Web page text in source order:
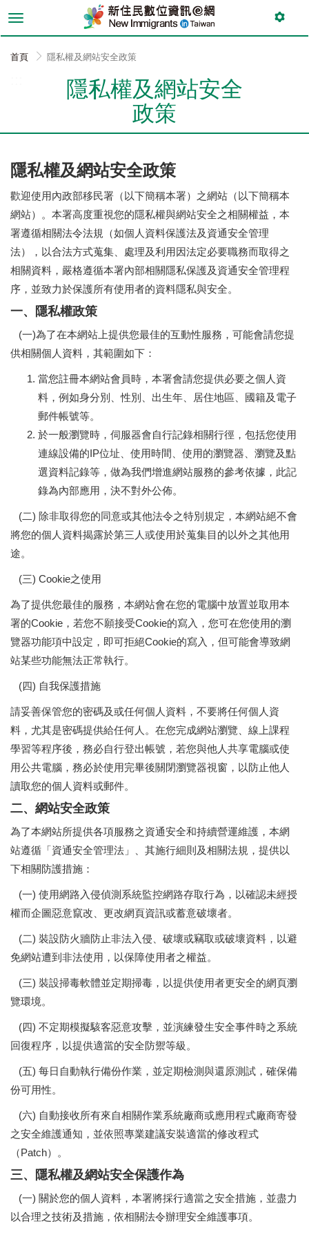
主
要
內
首頁 隱私權及網站安全政策
隱私權及網站安全
政策
隱私權及網站安全政策
歡迎使用內政部移民署（以下簡稱本署）之網站（以下簡稱本
網站）。本署高度重視您的隱私權與網站安全之相關權益，本
署遵循相關法令法規（如個人資料保護法及資通安全管理
法），以合法方式蒐集、處理及利用因法定必要職務而取得之
相關資料，嚴格遵循本署內部相關隱私保護及資通安全管理程
序，並致力於保護所有使用者的資料隱私與安全。
一、隱私權政策
(一)為了在本網站上提供您最佳的互動性服務，可能會請您提
供相關個人資料，其範圍如下：
當您註冊本網站會員時，本署會請您提供必要之個人資
料，例如身分別、性別、出生年、居住地區、國籍及電子
郵件帳號等。
於一般瀏覽時，伺服器會自行記錄相關行徑，包括您使用
連線設備的IP位址、使用時間、使用的瀏覽器、瀏覽及點
選資料記錄等，做為我們增進網站服務的參考依據，此記
錄為內部應用，決不對外公佈。
(二) 除非取得您的同意或其他法令之特別規定，本網站絕不會
將您的個人資料揭露於第三人或使用於蒐集目的以外之其他用
途。
(三) Cookie之使用
為了提供您最佳的服務，本網站會在您的電腦中放置並取用本
署的Cookie，若您不願接受Cookie的寫入，您可在您使用的瀏
覽器功能項中設定，即可拒絕Cookie的寫入，但可能會導致網
站某些功能無法正常執行。
(四) 自我保護措施
請妥善保管您的密碼及或任何個人資料，不要將任何個人資
料，尤其是密碼提供給任何人。在您完成網站瀏覽、線上課程
學習等程序後，務必自行登出帳號，若您與他人共享電腦或使
用公共電腦，務必於使用完畢後關閉瀏覽器視窗，以防止他人
讀取您的個人資料或郵件。
二、網站安全政策
為了本網站所提供各項服務之資通安全和持續營運維護，本網
站遵循「資通安全管理法」、其施行細則及相關法規，提供以
下相關防護措施：
(一) 使用網路入侵偵測系統監控網路存取行為，以確認未經授
權而企圖惡意竄改、更改網頁資訊或蓄意破壞者。
(二) 裝設防火牆防止非法入侵、破壞或竊取或破壞資料，以避
免網站遭到非法使用，以保障使用者之權益。
(三) 裝設掃毒軟體並定期掃毒，以提供使用者更安全的網頁瀏
覽環境。
(四) 不定期模擬駭客惡意攻擊，並演練發生安全事件時之系統
回復程序，以提供適當的安全防禦等級。
(五) 每日自動執行備份作業，並定期檢測與還原測試，確保備
份可用性。
(六) 自動接收所有來自相關作業系統廠商或應用程式廠商寄發
之安全維護通知，並依照專業建議安裝適當的修改程式
（Patch）。
三、隱私權及網站安全保護作為
(一) 關於您的個人資料，本署將採行適當之安全措施，並盡力
以合理之技術及措施，依相關法令辦理安全維護事項。